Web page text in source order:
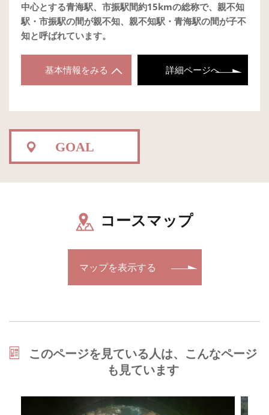
中心とする青海駅、市振駅間約15kmの総称で、親不知
駅・市振駅の間が親不知、親不知駅・青海駅の間が子不
知と呼ばれています。
基本情報をみる 詳細ページへ
GOAL
コースマップ
マップを表示する
このページを見ている人は、こんなページ
も見ています